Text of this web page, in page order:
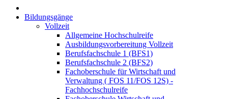
Bildungsgänge
Vollzeit
Allgemeine Hochschulreife
Ausbildungsvorbereitung Vollzeit
Berufsfachschule 1 (BFS1)
Berufsfachschule 2 (BFS2)
Fachoberschule für Wirtschaft und
Verwaltung ( FOS 11/FOS 12S) -
Fachhochschulreife